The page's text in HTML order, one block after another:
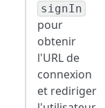
signIn
pour
obtenir
l'URL de
connexion
et rediriger